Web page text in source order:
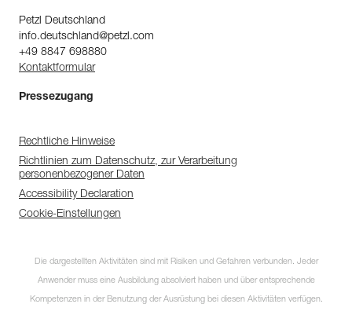
Petzl Deutschland
info.deutschland@petzl.com
+49 8847 698880
Kontaktformular
Pressezugang
Rechtliche Hinweise
Richtlinien zum Datenschutz, zur Verarbeitung
personenbezogener Daten
Accessibility Declaration
Cookie-Einstellungen
Die dargestellten Aktivitäten sind mit Risiken und Gefahren verbunden. Jeder
Anwender muss eine Ausbildung absolviert haben und über entsprechende
Kompetenzen in der Benutzung der Ausrüstung bei diesen Aktivitäten verfügen.